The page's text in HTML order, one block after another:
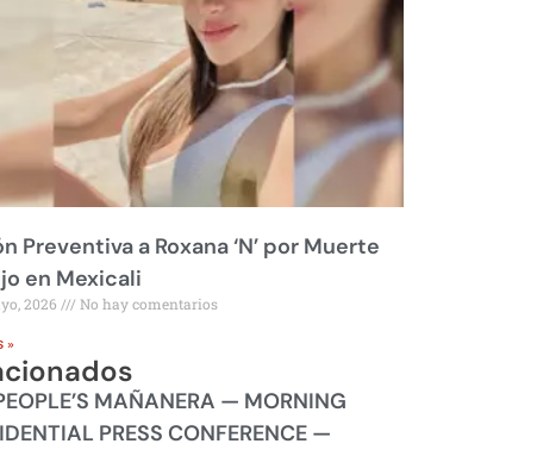
Preventiva a Roxana ‘N’ por Muerte
en Mexicali
2026 No hay comentarios
»
MAÑANERA — MORNING
PRESS CONFERENCE —